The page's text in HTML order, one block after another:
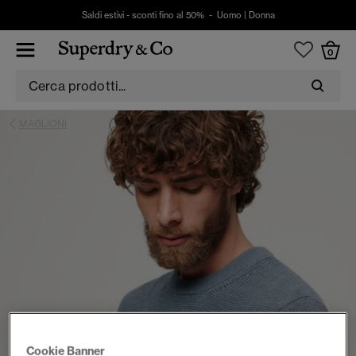
Saldi estivi - sconti fino al 50% - Uomo Donna
0
Cookie Banner